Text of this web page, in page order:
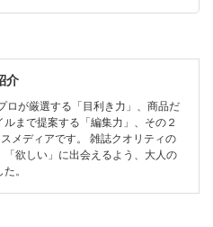
介
ロが厳選する「目利き力」、商品だ
まで提案する「編集力」、その２
メディアです。 雑誌クオリティの
欲しい」に出会えるよう、大人の
。